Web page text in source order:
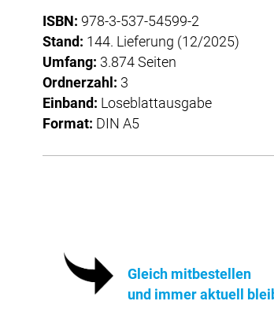
ISBN: 978-3-537-54599-2
Stand: 144. Lieferung (12/2025)
Umfang: 3.874 Seiten
Ordnerzahl: 3
Einband: Loseblattausgabe
Format: DIN A5
Gleich mitbestellen
und immer aktuell